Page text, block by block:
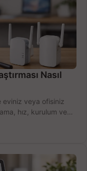
Nasıl
eviniz veya ofisiniz
hız, kurulum ve